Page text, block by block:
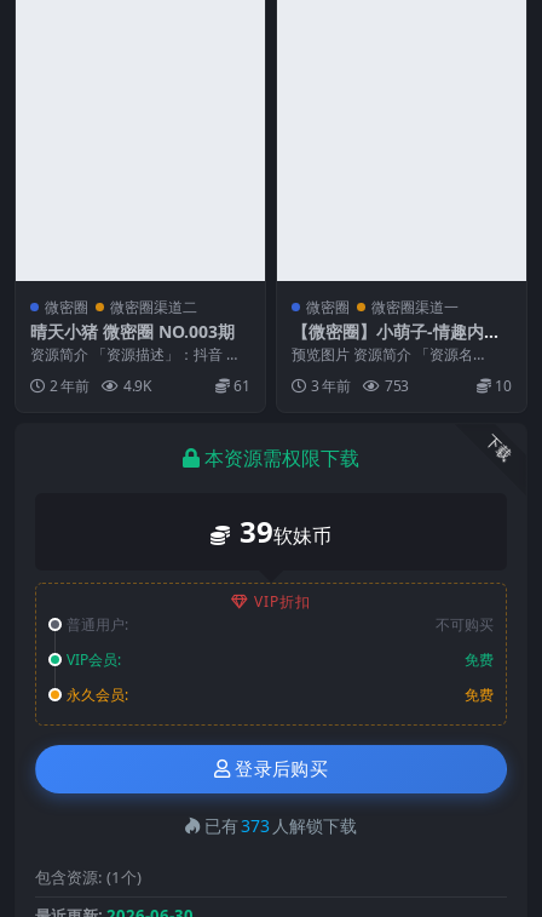
微密圈 微密圈渠道二
晴天小猪 微密圈 NO.003期
资源简介 「资源描述」：抖音 晴
天小猪 微密圈 NO.003期 【91P】
「资...2 年前 4.9K 61
微密圈 微密圈渠道一
【微密圈】小萌子-情趣内衣
[20P-70M]
预览图片 资源简介 「资源名
称」：【微密圈】小萌子-情趣内
衣 [20P-70M]...
3 年前 753 10
下载
本资源需权限下载
39软妹币
VIP折扣
普通用户:
不可购买
VIP会员:
免费
永久会员:
免费
登录后购买
已有373 人解锁下载
包含资源: (1个)